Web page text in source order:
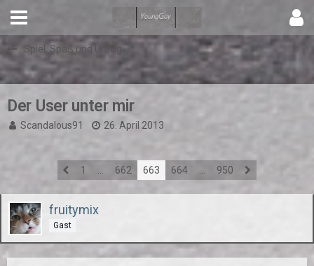
Spiel, Spaß und Unfug
Der User unter mir
Scandalous91 26. April 2013
1 662 663 664 950
fruitymix
Gast